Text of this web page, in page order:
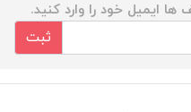
ایمیل خود را وارد کنید.
ثبت